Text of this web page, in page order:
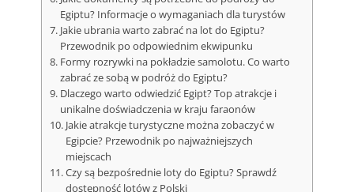
Egiptu? Informacje o wymaganiach dla turystów
Jakie ubrania warto zabrać na lot do Egiptu?
Przewodnik po odpowiednim ekwipunku
Formy rozrywki na pokładzie samolotu. Co warto
zabrać ze sobą w podróż do Egiptu?
Dlaczego warto odwiedzić Egipt? Top atrakcje i
unikalne doświadczenia w kraju faraonów
Jakie atrakcje turystyczne można zobaczyć w
Egipcie? Przewodnik po najważniejszych
miejscach
Czy są bezpośrednie loty do Egiptu? Sprawdź
dostępność lotów z Polski